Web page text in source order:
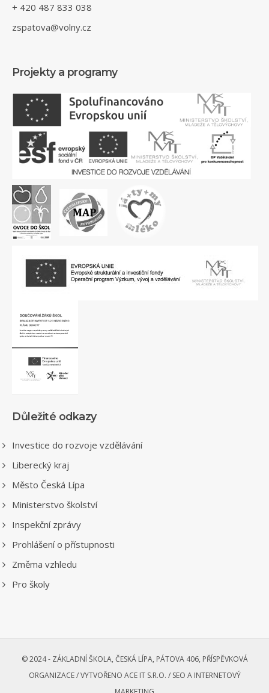
+ 420 487 833 038
zspatova@volny.cz
Projekty a programy
Důležité odkazy
Investice do rozvoje vzdělávání
Liberecký kraj
Město Česká Lípa
Ministerstvo školství
Inspekční zprávy
Prohlášení o přístupnosti
Změma vzhledu
Pro školy
© 2024 - ZÁKLADNÍ ŠKOLA, ČESKÁ LÍPA, PÁTOVA 406, PŘÍSPĚVKOVÁ
ORGANIZACE /VYTVOŘENO ACE IT S.R.O. / SEO A INTERNETOVÝ